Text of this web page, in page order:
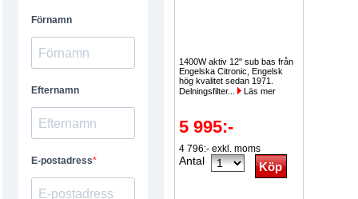
1400W aktiv 12" sub bas från
Engelska Citronic, Engelsk
hög kvalitet sedan 1971.
Delningsfilter...
Läs mer
5 995:-
4 796:- exkl. moms
Antal